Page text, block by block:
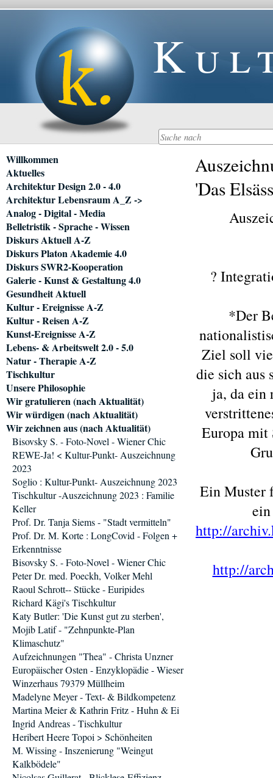
'Das
?
*Der
Ziel soll
die sich aus
ja, da ein
Europa mit
Ein Muster
http://
http://
Navigation
überspringen
Willkommen
Aktuelles
Architektur Design 2.0 - 4.0
Architektur Lebensraum A_Z ->
Analog - Digital - Media
Belletristik - Sprache - Wissen
Diskurs Aktuell A-Z
Diskurs Platon Akademie 4.0
Diskurs SWR2-Kooperation
Galerie - Kunst & Gestaltung 4.0
Gesundheit Aktuell
Kultur - Ereignisse A-Z
Kultur - Reisen A-Z
Kunst-Ereignisse A-Z
Lebens- & Arbeitswelt 2.0 - 5.0
Natur - Therapie A-Z
Tischkultur
Unsere Philosophie
Wir gratulieren (nach Aktualität)
Wir würdigen (nach Aktualität)
Wir zeichnen aus (nach Aktualität)
Bisovsky S. - Foto-Novel - Wiener Chic
REWE-Ja! < Kultur-Punkt- Auszeichnung
2023
Soglio : Kultur-Punkt- Auszeichnung 2023
Tischkultur -Auszeichnung 2023 : Familie
Keller
Prof. Dr. Tanja Siems - "Stadt vermitteln"
Prof. Dr. M. Korte : LongCovid - Folgen +
Erkenntnisse
Bisovsky S. - Foto-Novel - Wiener Chic
Peter Dr. med. Poeckh, Volker Mehl
Raoul Schrott-- Stücke - Euripides
Richard Kägi's Tischkultur
Katy Butler: 'Die Kunst gut zu sterben',
Mojib Latif - "Zehnpunkte-Plan
Klimaschutz"
Aufzeichnungen "Thea" - Christa Unzner
Europäischer Osten - Enzyklopädie - Wieser
Winzerhaus 79379 Müllheim
Madelyne Meyer - Text- & Bildkompetenz
Martina Meier & Kathrin Fritz - Huhn & Ei
Ingrid Andreas - Tischkultur
Heribert Heere Topoi > Schönheiten
M. Wissing - Inszenierung "Weingut
Kalkbödele"